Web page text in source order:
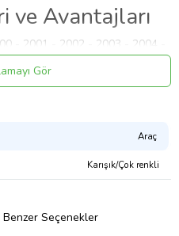
ve Avantajları
- 2001 - 2002 - 2003 - 2004 -
2005 (ve üstü) ise, kasa
etmenizi rica ederiz.
malzeme.
Paspas Araca Özel Üretim
Gör
Araç
Karışık/Çok renkli
Seçenekler